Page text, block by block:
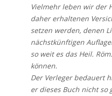
Vielmehr leben wir der
daher erhaltenen
setzen werden, denen
nächstkünftigen
so weit es das Heil.
können.
Der Verleger bedauert
er dieses Buch nicht so